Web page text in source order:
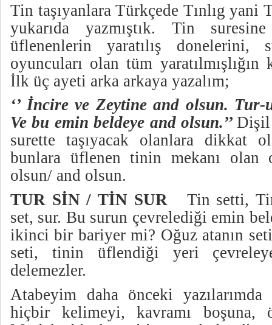
Tin taşıyanlara Türkçede Tınlıg
yukarıda yazmıştık. Tin
üflenenlerin yaratılış donelerini,
oyuncuları olan tüm yaratılmışlığın
İlk üç ayeti arka arkaya yazalım;
‘’ İncire ve Zeytine and olsun.
Ve bu emin beldeye and olsun.’’
surette taşıyacak olanlara dikkat
bunlara üflenen tinin mekanı
olsun/ and olsun.
TUR SİN / TİN SUR
Tin setti,
set, sur. Bu surun çevrelediği emin
ikinci bir bariyer mi? Oğuz atanın
seti, tinin üflendiği yeri
delemezler.
Atabeyim daha önceki
hiçbir kelimeyi, kavramı boşuna,